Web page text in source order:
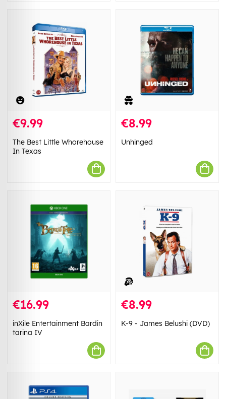
€9.99
The Best Little Whorehouse
In Texas
€8.99
Unhinged
€16.99
inXile Entertainment Bardin
tarina IV
€8.99
K-9 - James Belushi (DVD)